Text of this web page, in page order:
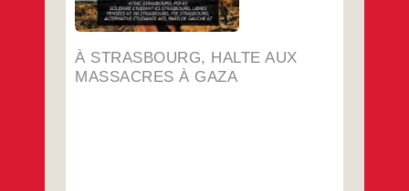
À STRASBOURG, HALTE AUX
MASSACRES À GAZA